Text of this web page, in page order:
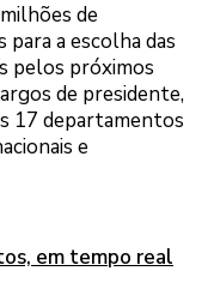
de
a escolha das
pelos próximos
de presidente,
17 departamentos
e
em tempo real